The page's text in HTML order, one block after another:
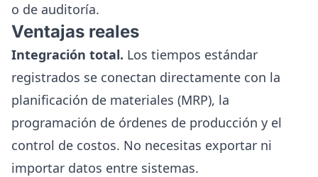
o de auditoría.
Ventajas reales
Integración total. Los tiempos estándar
registrados se conectan directamente con la
planificación de materiales (MRP), la
programación de órdenes de producción y el
control de costos. No necesitas exportar ni
importar datos entre sistemas.